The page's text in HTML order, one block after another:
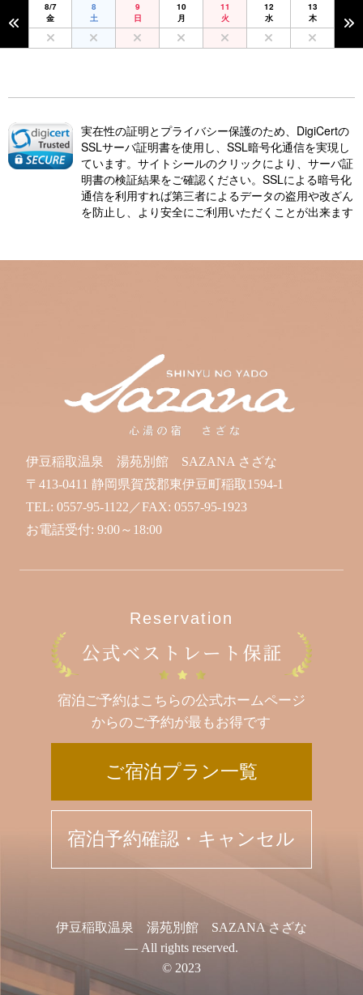
8/7
金
8
土
9
日
10
月
11
火
12
水
13
木
実在性の証明とプライバシー保護のため、DigiCertの
SSLサーバ証明書を使用し、SSL暗号化通信を実現し
ています。サイトシールのクリックにより、サーバ証
明書の検証結果をご確認ください。SSLによる暗号化
通信を利用すれば第三者によるデータの盗用や改ざん
を防止し、より安全にご利用いただくことが出来ます
伊豆稲取温泉 湯苑別館 SAZANA さざな
〒413-0411 静岡県賀茂郡東伊豆町稲取1594-1
TEL: 0557-95-1122 ／FAX: 0557-95-1923
お電話受付: 9:00～18:00
Reservation
宿泊ご予約はこちらの公式ホームページ
からのご予約が最もお得です
ご宿泊プラン一覧
宿泊予約確認・キャンセル
伊豆稲取温泉 湯苑別館 SAZANA さざな
— All rights reserved.
© 2023